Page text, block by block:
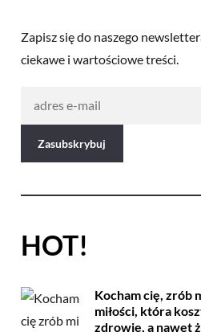
Zapisz się do naszego
ciekawe i wartościowe treści.
HOT!
Kocham cię, zrób
miłości, która
zdrowie, a nawet